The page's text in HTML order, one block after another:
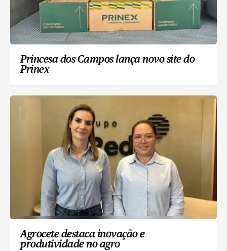
Princesa dos Campos lança novo site do
Prinex
Agrocete destaca inovação e
produtividade no agro